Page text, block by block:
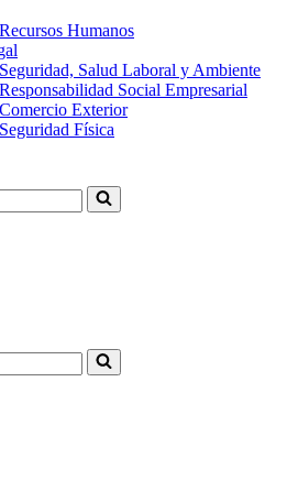
Humanos
Salud Laboral y Ambiente
Social Empresarial
Exterior
Física